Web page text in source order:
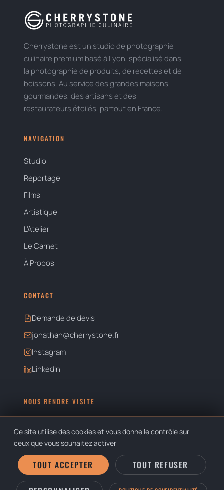
Ce site utilise des cookies et vous donne le contrôle sur
ceux que vous souhaitez activer
TOUT ACCEPTER TOUT REFUSER
Cherrystone est un studio de photographie
culinaire premium basé à Lyon, spécialisé dans
la photographie de produits, de recettes et de
boissons. Au service des grandes maisons
gourmandes, des artisans et des
restaurateurs étoilés, partout en France.
NAVIGATION
Studio
Reportage
Films
Artistique
L'Atelier
Le Carnet
À Propos
CONTACT
Demande de devis
jonathan@cherrystone.fr
Instagram
LinkedIn
NOUS RENDRE VISITE
61 cours de la République
69100 Villeurbanne